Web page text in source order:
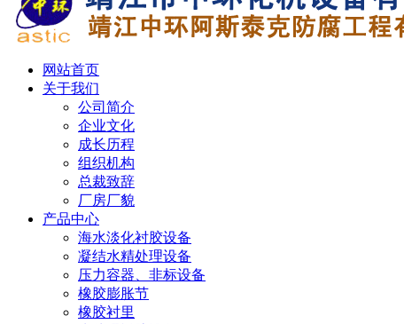
网站首页
关于我们
公司简介
企业文化
成长历程
组织机构
总裁致辞
厂房厂貌
产品中心
海水淡化衬胶设备
凝结水精处理设备
压力容器、非标设备
橡胶膨胀节
橡胶衬里